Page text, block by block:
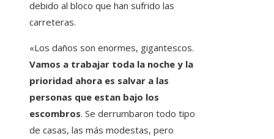
debido al bloco que han sufrido las
carreteras.
«Los daños son enormes, gigantescos.
Vamos a trabajar toda la noche y la
prioridad ahora es salvar a las
personas que estan bajo los
escombros. Se derrumbaron todo tipo
de casas, las más modestas, pero